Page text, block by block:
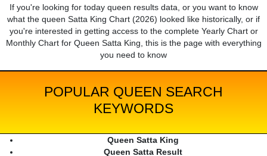
If you're looking for today queen results data, or you want to know
what the queen Satta King Chart (2026) looked like historically, or if
you're interested in getting access to the complete Yearly Chart or
Monthly Chart for Queen Satta King, this is the page with everything
you need to know
POPULAR QUEEN SEARCH
KEYWORDS
Queen Satta King
Queen Satta Result